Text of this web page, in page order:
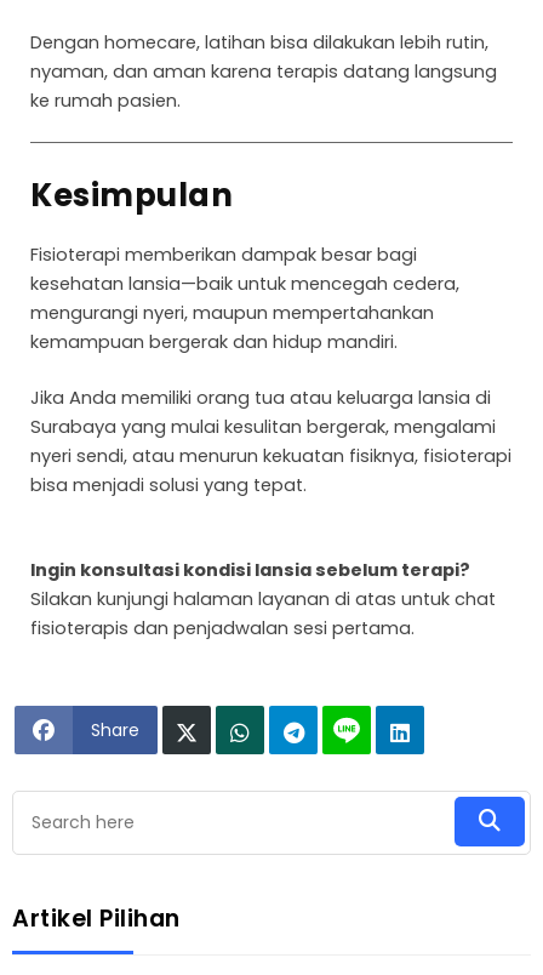
Dengan homecare, latihan bisa dilakukan lebih rutin,
nyaman, dan aman karena terapis datang langsung
ke rumah pasien.
Kesimpulan
Fisioterapi memberikan dampak besar bagi
kesehatan lansia—baik untuk mencegah cedera,
mengurangi nyeri, maupun mempertahankan
kemampuan bergerak dan hidup mandiri.
Jika Anda memiliki orang tua atau keluarga lansia di
Surabaya yang mulai kesulitan bergerak, mengalami
nyeri sendi, atau menurun kekuatan fisiknya, fisioterapi
bisa menjadi solusi yang tepat.
Ingin konsultasi kondisi lansia sebelum terapi?
Silakan kunjungi halaman layanan di atas untuk chat
fisioterapis dan penjadwalan sesi pertama.
Share
Artikel Pilihan